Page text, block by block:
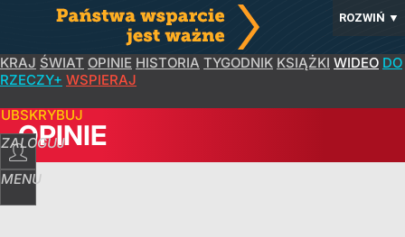
ROZWIŃ ▼
KRAJ ŚWIAT OPINIE HISTORIA TYGODNIK KSIĄŻKI WIDEO DO
RZECZY+ WSPIERAJ
ZALOGUJ
MENU
OPINIE